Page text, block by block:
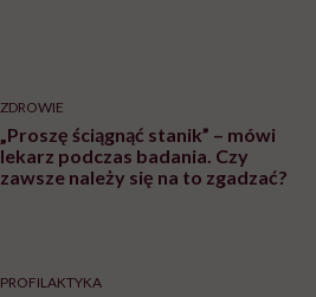
ZDROWIE
„Proszę ściągnąć stanik” – mówi
lekarz podczas badania. Czy
zawsze należy się na to zgadzać?
PROFILAKTYKA